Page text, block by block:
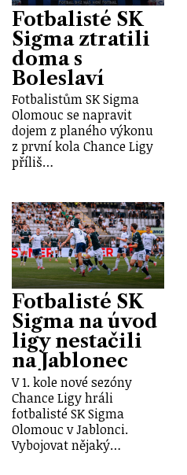
Fotbalisté SK
Sigma ztratili
doma s
Boleslaví
Fotbalistům SK Sigma
Olomouc se napravit
dojem z planého výkonu
z první kola Chance Ligy
příliš…
Fotbalisté SK
Sigma na úvod
ligy nestačili
na Jablonec
V 1. kole nové sezóny
Chance Ligy hráli
fotbalisté SK Sigma
Olomouc v Jablonci.
Vybojovat nějaký…